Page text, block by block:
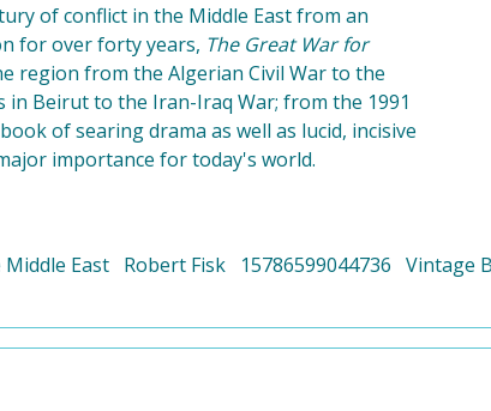
of conflict in the Middle East from an
for over forty years, The Great War for
region from the Algerian Civil War to the
Beirut to the Iran-Iraq War; from the 1991
of searing drama as well as lucid, incisive
importance for today's world.
East Robert Fisk 15786599044736 Vintage